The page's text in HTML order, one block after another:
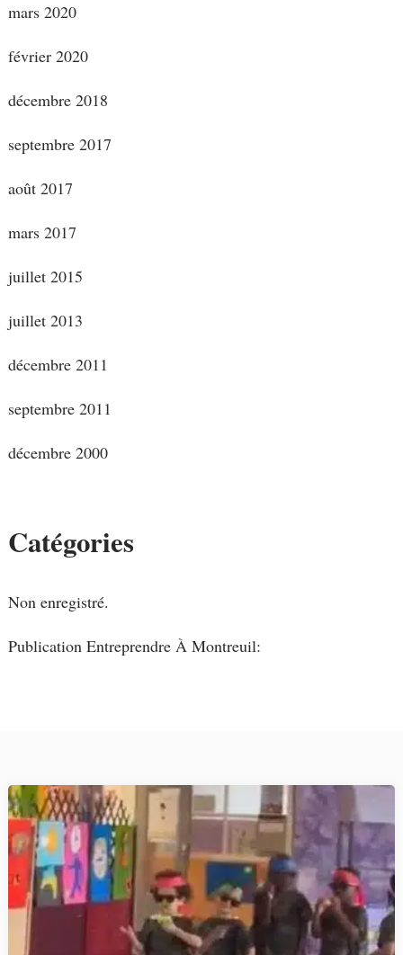
mars 2020
février 2020
décembre 2018
septembre 2017
août 2017
mars 2017
juillet 2015
juillet 2013
décembre 2011
septembre 2011
décembre 2000
Catégories
Non enregistré.
Publication Entreprendre À Montreuil: